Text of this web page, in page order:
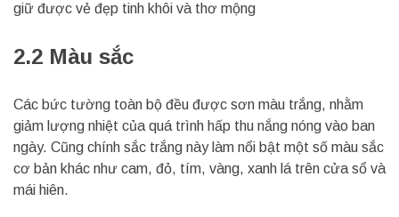
giữ được vẻ đẹp tinh khôi và thơ mộng
2.2 Màu sắc
Các bức tường toàn bộ đều được sơn màu trắng, nhằm
giảm lượng nhiệt của quá trình hấp thu nắng nóng vào ban
ngày. Cũng chính sắc trắng này làm nổi bật một số màu sắc
cơ bản khác như cam, đỏ, tím, vàng, xanh lá trên cửa sổ và
mái hiên.